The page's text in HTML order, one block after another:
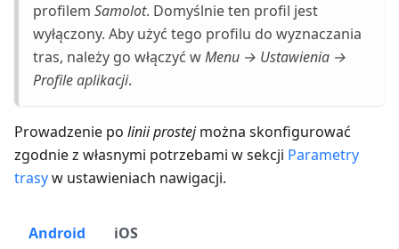
profilem Samolot. Domyślnie ten profil jest
wyłączony. Aby użyć tego profilu do wyznaczania
tras, należy go włączyć wMenu → Ustawienia →
Profile aplikacji.
Prowadzenie po linii prostejmożna skonfigurować
zgodnie z własnymi potrzebami w sekcji Parametry
trasyw ustawieniach nawigacji.
Android iOS